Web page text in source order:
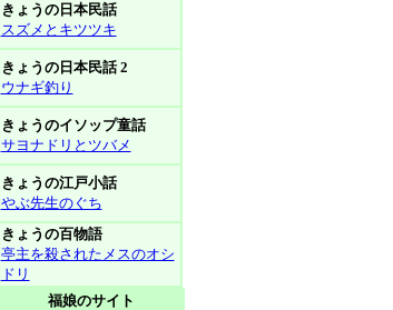
きょうの日本民話
スズメとキツツキ
きょうの日本民話 2
ウナギ釣り
きょうのイソップ童話
サヨナドリとツバメ
きょうの江戸小話
やぶ先生のぐち
きょうの百物語
亭主を殺されたメスのオシ
ドリ
福娘のサイト